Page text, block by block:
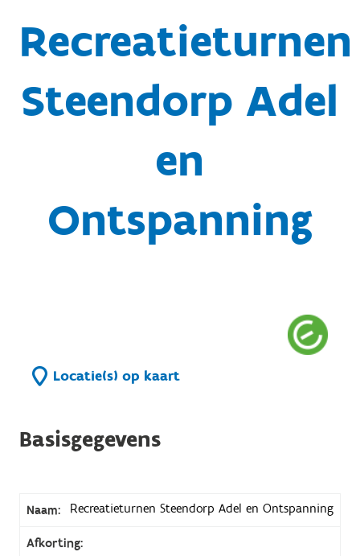
Recreatieturnen
Steendorp Adel
en
Ontspanning
Locatie(s) op kaart
Basisgegevens
Naam: Recreatieturnen Steendorp Adel en Ontspanning
Afkorting: